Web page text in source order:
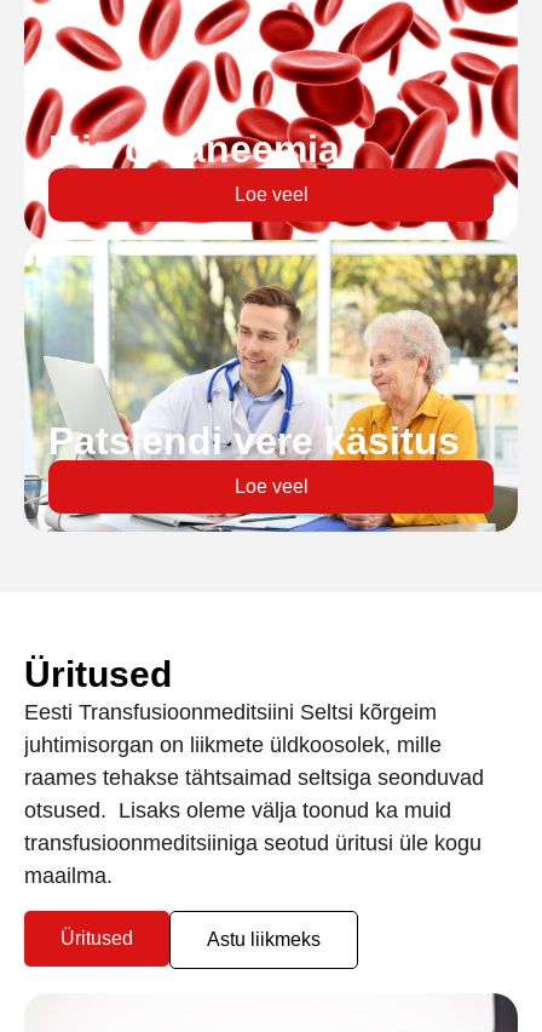
Mis on aneemia?
Loe veel
Patsiendi vere käsitus
Loe veel
Üritused
Eesti Transfusioonmeditsiini Seltsi kõrgeim
juhtimisorgan on liikmete üldkoosolek, mille
raames tehakse tähtsaimad seltsiga seonduvad
otsused. Lisaks oleme välja toonud ka muid
transfusioonmeditsiiniga seotud üritusi üle kogu
maailma.
Üritused Astu liikmeks